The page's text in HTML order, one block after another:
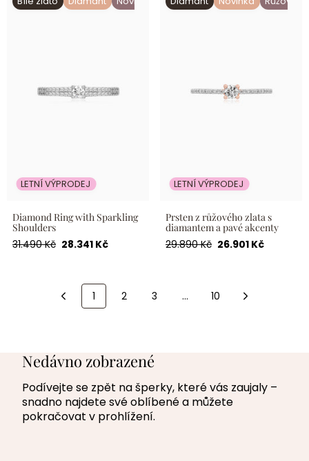
LETNÍ VÝPRODEJ
Shoulders
Diamond Ring with Sparkling
Shoulders
Běžná
31.490 Kč Akční
28.341 Kč
LETNÍ VÝPRODEJ
diamantem a pavé akcenty
Prsten z růžového zlata s
diamantem a pavé akcenty
Běžná
29.890 Kč Akční
26.901 Kč
1 2 3 … 10
Nedávno zobrazené
Podívejte se zpět na šperky, které vás zaujaly –
snadno najdete své oblíbené a můžete
pokračovat v prohlížení.